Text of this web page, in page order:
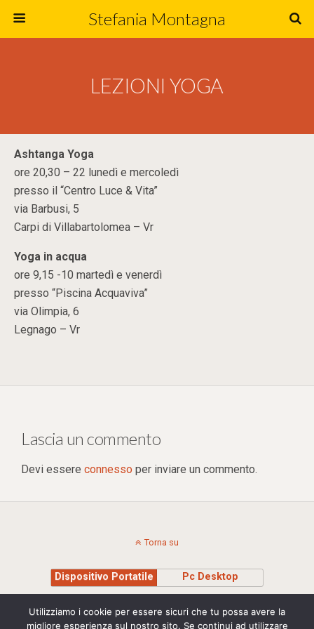
Stefania Montagna
LEZIONI YOGA
Ashtanga Yoga
ore 20,30 – 22 lunedì e mercoledì
presso il “Centro Luce & Vita”
via Barbusi, 5
Carpi di Villabartolomea – Vr
Yoga in acqua
ore 9,15 -10 martedì e venerdì
presso “Piscina Acquaviva”
via Olimpia, 6
Legnago – Vr
Lascia un commento
Devi essere connesso per inviare un commento.
Torna su
Dispositivo Portatile Pc Desktop
Copyright © 2015 Stefania Montagna - Insegnante di Sciamanesimo e Yoga Cell.
+39 335 8295710 | P.IVA 00975040239 | credits Studio Madesign
Utilizziamo i cookie per essere sicuri che tu possa avere la
migliore esperienza sul nostro sito. Se continui ad utilizzare